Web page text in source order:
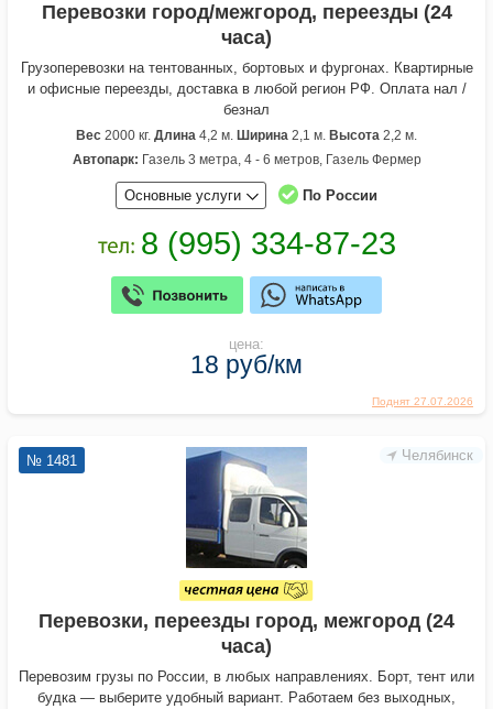
Поднят 27.07.2026
Перевозки город/межгород, переезды (24
часа)
Грузоперевозки на тентованных, бортовых и фургонах. Квартирные
и офисные переезды, доставка в любой регион РФ. Оплата нал /
безнал
Вес 2000 кг. Длина 4,2 м. Ширина 2,1 м. Высота 2,2 м.
Автопарк: Газель 3 метра, 4 - 6 метров, Газель Фермер
Основные услуги По России
цена:
18 руб/км
Челябинск
№ 1481
Перевозки, переезды город, межгород (24
часа)
Перевозим грузы по России, в любых направлениях. Борт, тент или
будка — выберите удобный вариант. Работаем без выходных,